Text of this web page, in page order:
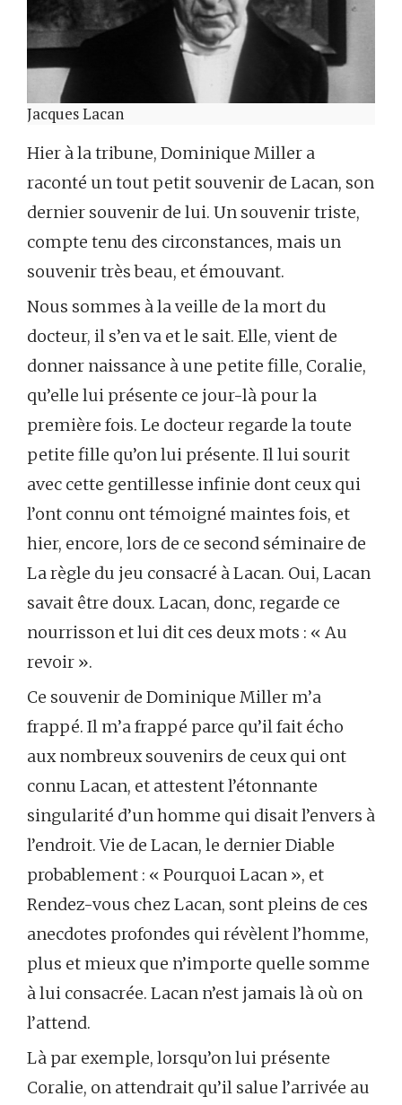
Jacques Lacan
Hier à la tribune, Dominique Miller a
raconté un tout petit souvenir de Lacan, son
dernier souvenir de lui. Un souvenir triste,
compte tenu des circonstances, mais un
souvenir très beau, et émouvant.
Nous sommes à la veille de la mort du
docteur, il s’en va et le sait. Elle, vient de
donner naissance à une petite fille, Coralie,
qu’elle lui présente ce jour-là pour la
première fois. Le docteur regarde la toute
petite fille qu’on lui présente. Il lui sourit
avec cette gentillesse infinie dont ceux qui
l’ont connu ont témoigné maintes fois, et
hier, encore, lors de ce second séminaire de
La règle du jeu consacré à Lacan. Oui, Lacan
savait être doux. Lacan, donc, regarde ce
nourrisson et lui dit ces deux mots : « Au
revoir ».
Ce souvenir de Dominique Miller m’a
frappé. Il m’a frappé parce qu’il fait écho
aux nombreux souvenirs de ceux qui ont
connu Lacan, et attestent l’étonnante
singularité d’un homme qui disait l’envers à
l’endroit. Vie de Lacan, le dernier Diable
probablement : « Pourquoi Lacan », et
Rendez-vous chez Lacan, sont pleins de ces
anecdotes profondes qui révèlent l’homme,
plus et mieux que n’importe quelle somme
à lui consacrée. Lacan n’est jamais là où on
l’attend.
Là par exemple, lorsqu’on lui présente
Coralie, on attendrait qu’il salue l’arrivée au